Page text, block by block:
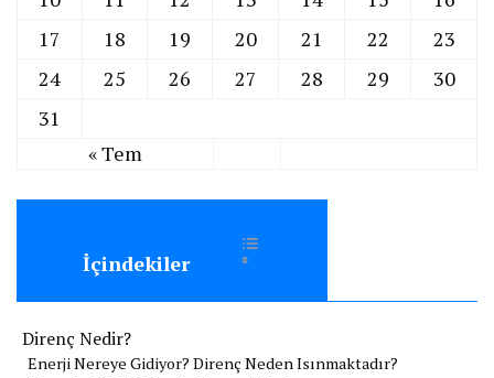
17
18 19 20 21 22
23
24
25 26 27 28 29
30
31
« Tem
İçindekiler
Direnç Nedir?
​Enerji Nereye Gidiyor? Direnç Neden Isınmaktadır?